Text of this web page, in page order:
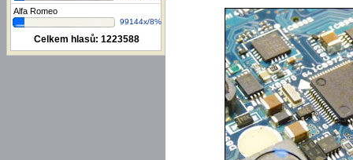
Alfa Romeo
99144x/8%
Celkem hlasů: 1223588